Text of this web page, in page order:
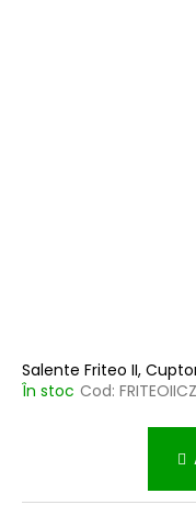
Salente Friteo II,
În stoc Cod: FRITEOIICZ